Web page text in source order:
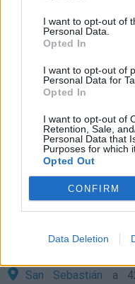
I want to opt-out of
Personal Data.
Opted In
I want to opt-out of
Personal Data for
Opted In
I want to opt-out of
Retention, Sale,
Personal Data that
Purposes for which
Opted Out
CONFIRM
Data Deletion
258,66 kilómetros
Huesca
kilómetros
Zaragozaa
Castellóna
kilómetros
Teruela 370,04
Pamplonaa
kilómetros
Valenciaa
San Sebastián a